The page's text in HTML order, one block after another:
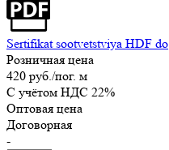
Sertifikat sootvetstviya HDF do
Розничная цена
420 руб./пог. м
C учётом НДС 22%
Оптовая цена
Договорная
-